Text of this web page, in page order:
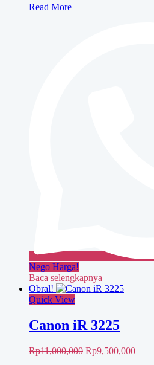
Canon
Read More
Nego Harga!
Baca selengkapnya
Obral!
Quick View
Canon iR 3225
Rp11,000,000 Harga
Rp9,500,000Harga